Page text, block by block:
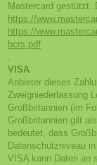
Mastercard gestützt.
https://
https://
bcrs.pdf
.
VISA
Anbieter dieses
Zweigniederlassung
Großbritannien (im
Großbritannien gilt
bedeutet, dass
Datenschutzniveau
VISA kann Daten an